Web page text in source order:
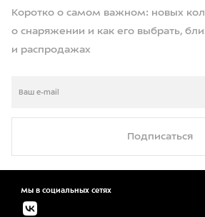
Коротко о самом важном: новых
о снаряжении и как его выбрать,
и распродажах
Подписаться
Мы в социальных сетях